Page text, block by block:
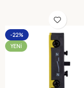
-22%
YENI